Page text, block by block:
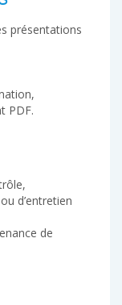
présentations
PDF.
d’entretien
de